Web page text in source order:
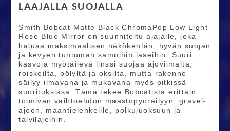
LAAJALLA SUOJALLA
Smith Bobcat Matte Black ChromaPop Low Light
Rose Blue Mirror on suunniteltu ajajalle, joka
haluaa maksimaalisen näkökentän, hyvän suojan
ja kevyen tuntuman samoihin laseihin. Suuri,
kasvoja myötäilevä linssi suojaa ajoviimalta,
roiskeilta, pölyltä ja oksilta, mutta rakenne
säilyy ilmavana ja mukavana myös pitkissä
suorituksissa. Tämä tekee Bobcatista erittäin
toimivan vaihtoehdon maastopyöräilyyn, gravel-
ajoon, maantielenkeille, polkujuoksuun ja
talvilajeihin.